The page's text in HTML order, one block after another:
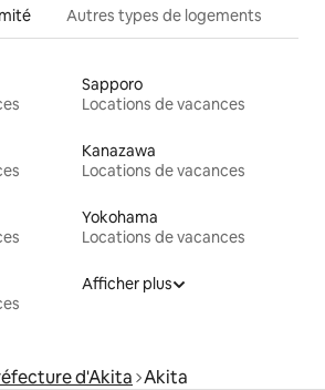
Autres types de logements
Sapporo
Locations de vacances
Kanazawa
Locations de vacances
Yokohama
Locations de vacances
Afficher plus
d'Akita Akita